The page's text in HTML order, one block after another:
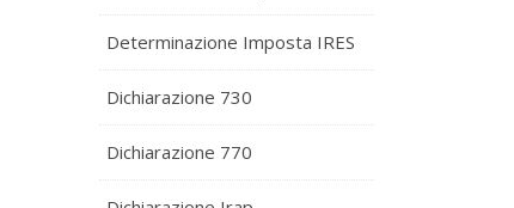
Determinazione Imposta IRES
Dichiarazione 730
Dichiarazione 770